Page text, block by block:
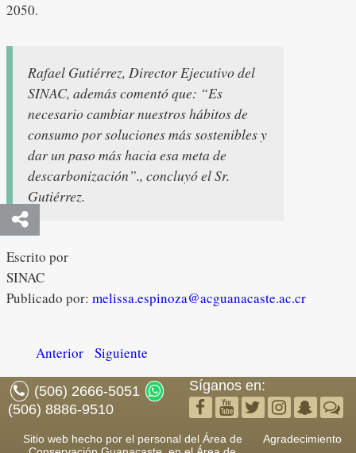
2050.
Rafael Gutiérrez, Director Ejecutivo del
SINAC, además comentó que: “Es
necesario cambiar nuestros hábitos de
consumo por soluciones más sostenibles y
dar un paso más hacia esa meta de
descarbonización”., concluyó el Sr.
Gutiérrez.
Escrito por
SINAC
Publicado por: melissa.espinoza@acguanacaste.ac.cr
Anterior Siguiente
(506) 2666-5051
(506) 8886-9510
Síganos en:
Sitio web hecho por el personal del Área de
Agradecimiento